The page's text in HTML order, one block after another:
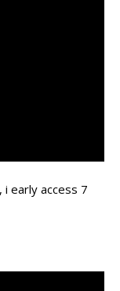
early access 7